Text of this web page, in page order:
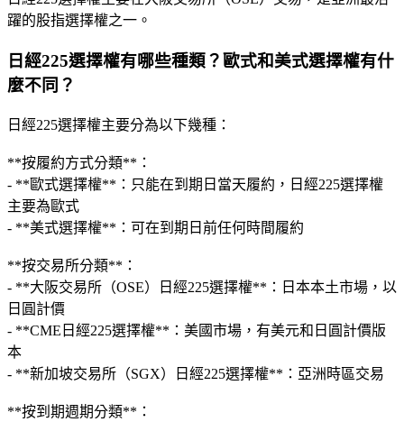
躍的股指選擇權之一。
日經225選擇權有哪些種類？歐式和美式選擇權有什
麼不同？
日經225選擇權主要分為以下幾種：
**按履約方式分類**：
- **歐式選擇權**：只能在到期日當天履約，日經225選擇權
主要為歐式
- **美式選擇權**：可在到期日前任何時間履約
**按交易所分類**：
- **大阪交易所（OSE）日經225選擇權**：日本本土市場，以
日圓計價
- **CME日經225選擇權**：美國市場，有美元和日圓計價版
本
- **新加坡交易所（SGX）日經225選擇權**：亞洲時區交易
**按到期週期分類**：